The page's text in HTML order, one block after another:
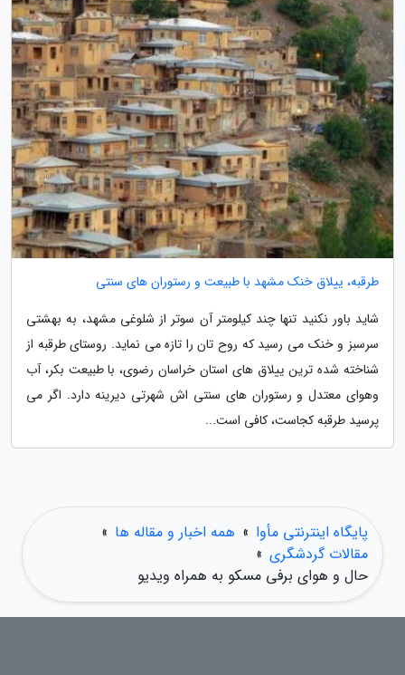
طرقبه، ییلاق خنک مشهد با طبیعت و رستوران های سنتی
شاید باور نکنید تنها چند کیلومتر آن سوتر از شلوغی مشهد، به بهشتی
سرسبز و خنک می رسید که روح تان را تازه می نماید. روستای طرقبه از
شناخته شده ترین ییلاق های استان خراسان رضوی، با طبیعت بکر، آب
وهوای معتدل و رستوران های سنتی اش شهرتی دیرینه دارد. اگر می
پرسید طرقبه کجاست، کافی است...
پایگاه اینترنتی مأوا » همه اخبار و مقاله ها »
مقالات گردشگری »
حال و هوای برفی مسکو به همراه ویدیو